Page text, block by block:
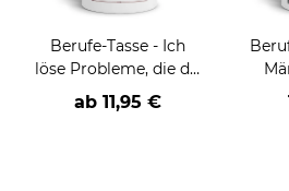
Berufe-Tasse - Ich
löse Probleme, die du
nicht verstehst -
verschiedene Berufe
ab 11,95 €